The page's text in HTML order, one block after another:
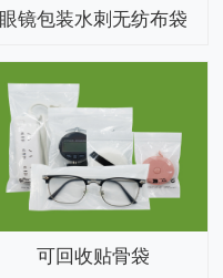
眼镜包装水刺无纺布袋
可回收贴骨袋